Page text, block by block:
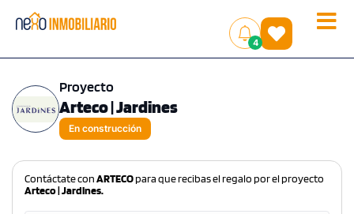
Toggle
4
()
Proyecto
Arteco | Jardines
En construcción
Contáctate conARTECOpara que recibas el regalo por el proyecto
Arteco | Jardines.